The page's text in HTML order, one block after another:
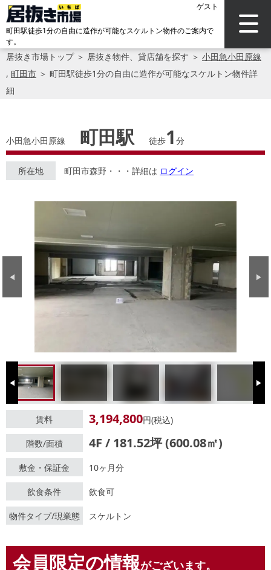
ゲスト
町田駅徒歩1分の自由に造作が可能なスケルトン物件のご案内で
す。
居抜き市場トップ＞ 居抜き物件、貸店舗を探す ＞ 小田急小田原線
, 町田市 ＞ 町田駅徒歩1分の自由に造作が可能なスケルトン物件詳
細
小田急小田原線 町田駅 徒歩1 分
所在地 町田市森野・・・詳細は ログイン
Previous Next
Previous Next
賃料 3,194,800円(税込)
階数/面積 4F / 181.52坪 (600.08㎡)
敷金・保証金 10ヶ月分
飲食条件 飲食可
物件タイプ/現業態 スケルトン
会員限定の情報がございます。